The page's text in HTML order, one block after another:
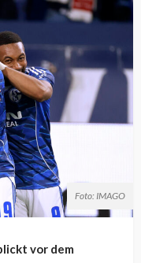
Foto: IMAGO
vor dem